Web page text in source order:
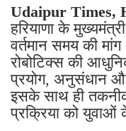
Udaipur Times,
हरियाणा के
वर्तमान समय की
रोबोटिक्स की
प्रयोग, अनुसंधान
इसके साथ ही
प्रक्रिया को युवाओं